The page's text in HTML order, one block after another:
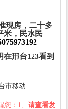
现房，二十多
米，民水民
在邢台123看到
市移动
您：1、 请查看发